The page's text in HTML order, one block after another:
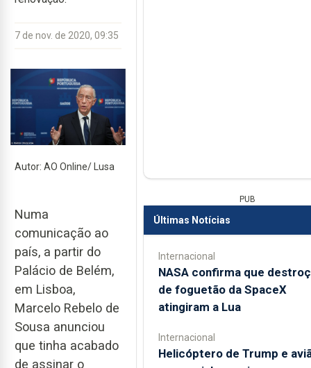
7 de nov. de 2020, 09:35
Autor: AO Online/ Lusa
Numa
comunicação ao
país, a partir do
Palácio de Belém,
em Lisboa,
Marcelo Rebelo de
Sousa anunciou
que tinha acabado
de assinar o
PUB
Últimas Notícias
Internacional
NASA confirma que
de foguetão da SpaceX
atingiram a Lua
Internacional
Helicóptero de Trump e